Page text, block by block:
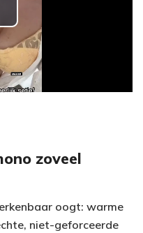
zoveel
oogt: warme
niet-geforceerde